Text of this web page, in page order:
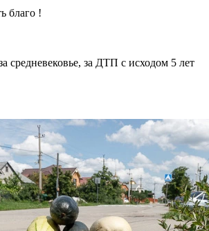
благо !
средневековье, за ДТП с исходом 5 лет